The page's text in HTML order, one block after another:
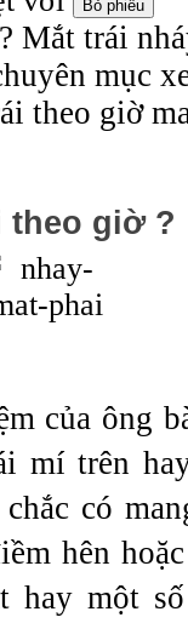
Mắt trái
mục
theo giờ
theo giờ ?
của ông
mí trên
có
hên
hay một